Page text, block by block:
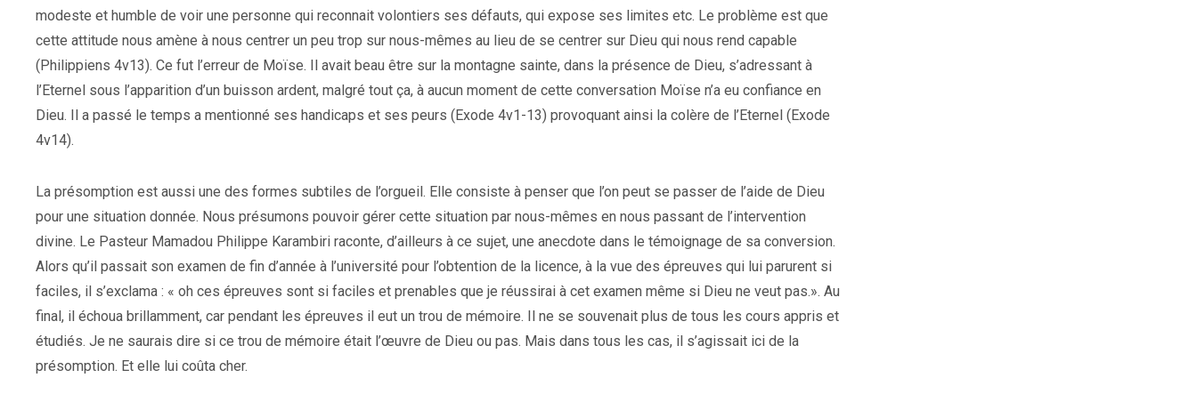
modeste et humble de voir une personne qui reconnait volontiers ses défauts, qui expose ses limites etc. Le problème est que
cette attitude nous amène à nous centrer un peu trop sur nous-mêmes au lieu de se centrer sur Dieu qui nous rend capable
(Philippiens 4v13). Ce fut l’erreur de Moïse. Il avait beau être sur la montagne sainte, dans la présence de Dieu, s’adressant à
l’Eternel sous l’apparition d’un buisson ardent, malgré tout ça, à aucun moment de cette conversation Moïse n’a eu confiance en
Dieu. Il a passé le temps a mentionné ses handicaps et ses peurs (Exode 4v1-13) provoquant ainsi la colère de l’Eternel (Exode
4v14).
La présomption est aussi une des formes subtiles de l’orgueil. Elle consiste à penser que l’on peut se passer de l’aide de Dieu
pour une situation donnée. Nous présumons pouvoir gérer cette situation par nous-mêmes en nous passant de l’intervention
divine. Le Pasteur Mamadou Philippe Karambiri raconte, d’ailleurs à ce sujet, une anecdote dans le témoignage de sa conversion.
Alors qu’il passait son examen de fin d’année à l’université pour l’obtention de la licence, à la vue des épreuves qui lui parurent si
faciles, il s’exclama : « oh ces épreuves sont si faciles et prenables que je réussirai à cet examen même si Dieu ne veut pas.». Au
final, il échoua brillamment, car pendant les épreuves il eut un trou de mémoire. Il ne se souvenait plus de tous les cours appris et
étudiés. Je ne saurais dire si ce trou de mémoire était l’œuvre de Dieu ou pas. Mais dans tous les cas, il s’agissait ici de la
présomption. Et elle lui coûta cher.